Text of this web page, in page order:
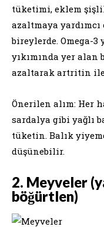
tüketimi, eklem
azaltmaya
bireylerde. Omega-3
yıkımında yer
azaltarak artritin
Önerilen alım: Her
sardalya gibi yağlı
tüketin. Balık
düşünebilir.
2. Meyveler
böğürtlen)